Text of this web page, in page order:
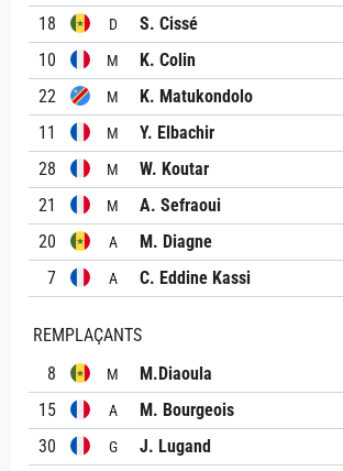
18
D
S. Cissé
10
M K. Colin
22 M
K. Matukondolo
11
M Y. Elbachir
28 M
W. Koutar
21
M
A. Sefraoui
20
A
M. Diagne
7
A C. Eddine Kassi
REMPLAÇANTS
8
M M.Diaoula
15 A M. Bourgeois
30 G
J. Lugand